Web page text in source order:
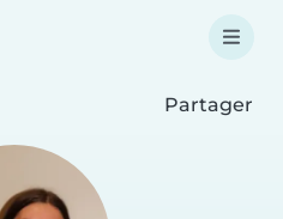
Partager